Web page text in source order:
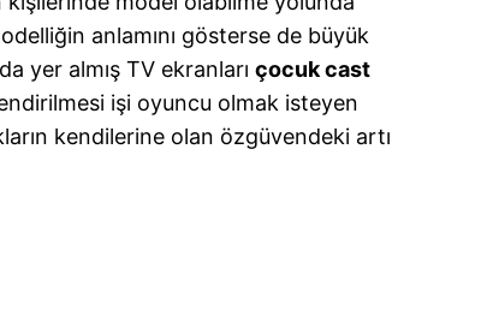
anlamını gösterse de büyük
yer almış TV ekranlarıçocuk cast
işi oyuncu olmak isteyen
kendilerine olan özgüvendeki artı